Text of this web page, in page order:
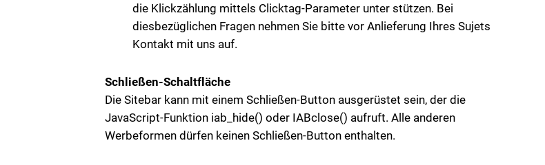
die Klickzählung mittels Clicktag-Parameter unter stützen. Bei
diesbezüglichen Fragen nehmen Sie bitte vor Anlieferung Ihres Sujets
Kontakt mit uns auf.
Schließen-Schaltfläche
Die Sitebar kann mit einem Schließen-Button ausgerüstet sein, der die
JavaScript-Funktion iab_hide() oder IABclose() aufruft. Alle anderen
Werbeformen dürfen keinen Schließen-Button enthalten.